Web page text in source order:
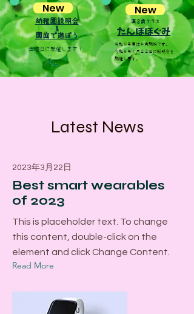
New
幼稚園説明会
&
園庭で遊ぼう
​土曜日に開催します！
New
満３歳クラス
​たんぽぽぐみ
令和８年度は６月開始です。
令和８年１月２２日に説明会を
開催します。
Latest News
2023年3月22日
Best smart wearables
of 2023
This is placeholder text. To change
this content, double-click on the
element and click Change Content.
Read More